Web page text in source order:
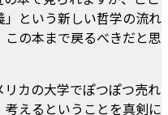
という新しい哲学の流れ
の本まで戻るべきだと思
カの大学でぽつぽつ売れ
えるということを真剣に